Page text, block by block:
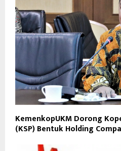
KemenkopUKM Dorong
(KSP) Bentuk Holding